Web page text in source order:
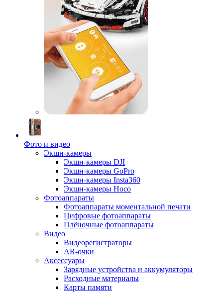
Фото и видео
Экшн-камеры
Экшн-камеры DJI
Экшн-камеры GoPro
Экшн-камеры Insta360
Экшн-камеры Hoco
Фотоаппараты
Фотоаппараты моментальной печати
Цифровые фотоаппараты
Плёночные фотоаппараты
Видео
Видеорегистраторы
AR-очки
Аксессуары
Зарядные устройства и аккумуляторы
Расходные материалы
Карты памяти